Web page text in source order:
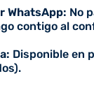
WhatsApp: No
contigo al
Disponible en